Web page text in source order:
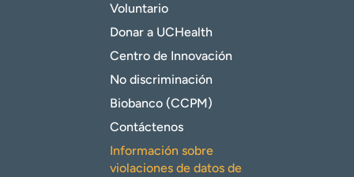
Voluntario
Donar a UCHealth
Centro de Innovación
No discriminación
Biobanco (CCPM)
Contáctenos
Información sobre
violaciones de datos de